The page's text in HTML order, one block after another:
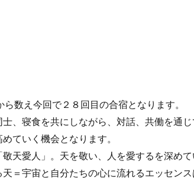
ら数え今回で２８回目の合宿となります。
士、寝食を共にしながら、対話、共働を通
ていく機会となります。
天愛人」。天を敬い、人を愛するを深め
＝宇宙と自分たちの心に流れるエッセン